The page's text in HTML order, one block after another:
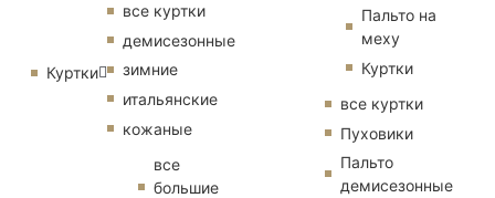
Куртки
все куртки
демисезонные
зимние
итальянские
кожаные
все
большие
Пальто на
меху
Куртки
все куртки
Пуховики
Пальто
демисезонные